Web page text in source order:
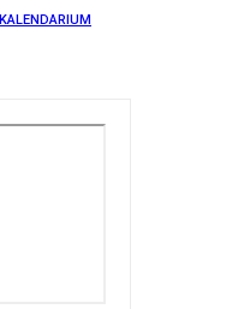
KALENDARIUM